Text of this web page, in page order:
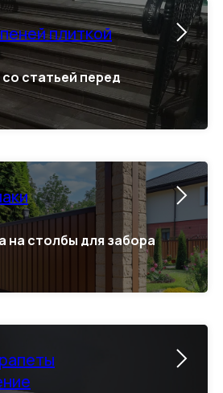
плиткой
статьей перед
на столбы для забора